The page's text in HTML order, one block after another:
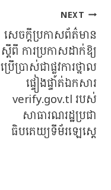
NEXT
សេចក្តីប្រកាសព័ត៌មាន
ស្តីពី ការប្រកាសដាក់ឱ្យ
ប្រើប្រាស់ជាផ្លូវការថ្នាល
ផ្ទៀងផ្ទាត់ឯកសារ
verify.gov.tl របស់
សាធារណរដ្ឋប្រជា
ធិបតេយ្យទីម័រឡេស្តេ